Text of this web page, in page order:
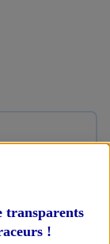
avec le
transparents
!